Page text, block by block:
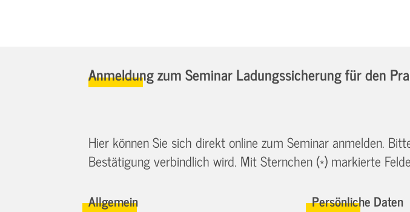
Anmeldung zum Seminar Ladungssicherung für den
Hier können Sie sich direkt online zum Seminar anmelden.
Bestätigung verbindlich wird. Mit Sternchen (*) markierte
Allgemein Persönliche Daten